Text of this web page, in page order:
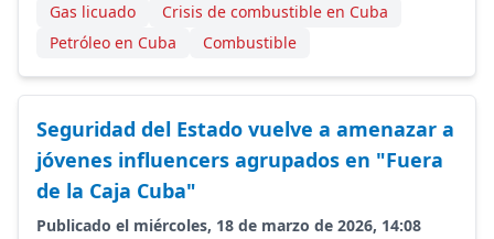
Gas licuado
Crisis de combustible en Cuba
Petróleo en Cuba
Combustible
Seguridad del Estado vuelve a amenazar a
jóvenes influencers agrupados en "Fuera
de la Caja Cuba"
Publicado el miércoles, 18 de marzo de 2026, 14:08